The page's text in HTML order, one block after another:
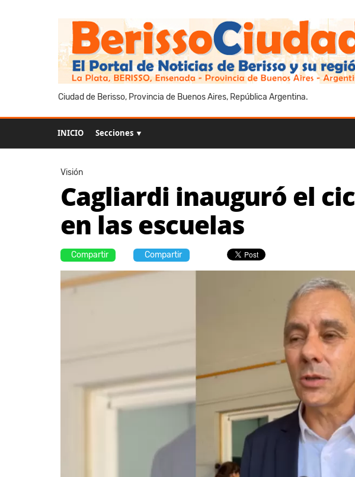
Ciudad de Berisso, Provincia de Buenos Aires, República Argentina.
INICIO Secciones ▼
Visión
Cagliardi inauguró el
en las escuelas
Compartir Compartir